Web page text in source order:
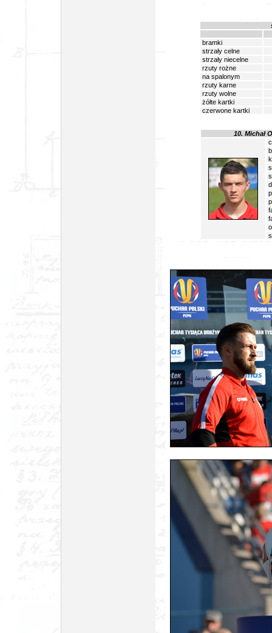
bramki
strzały celne
strzały niecelne
rzuty rożne
na spalonym
rzuty karne
rzuty wolne
żółte kartki
czerwone kartki
10. Michał